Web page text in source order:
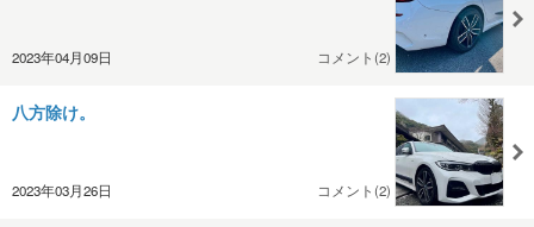
2023年04月09日 コメント(2)
八方除け。
2023年03月26日 コメント(2)